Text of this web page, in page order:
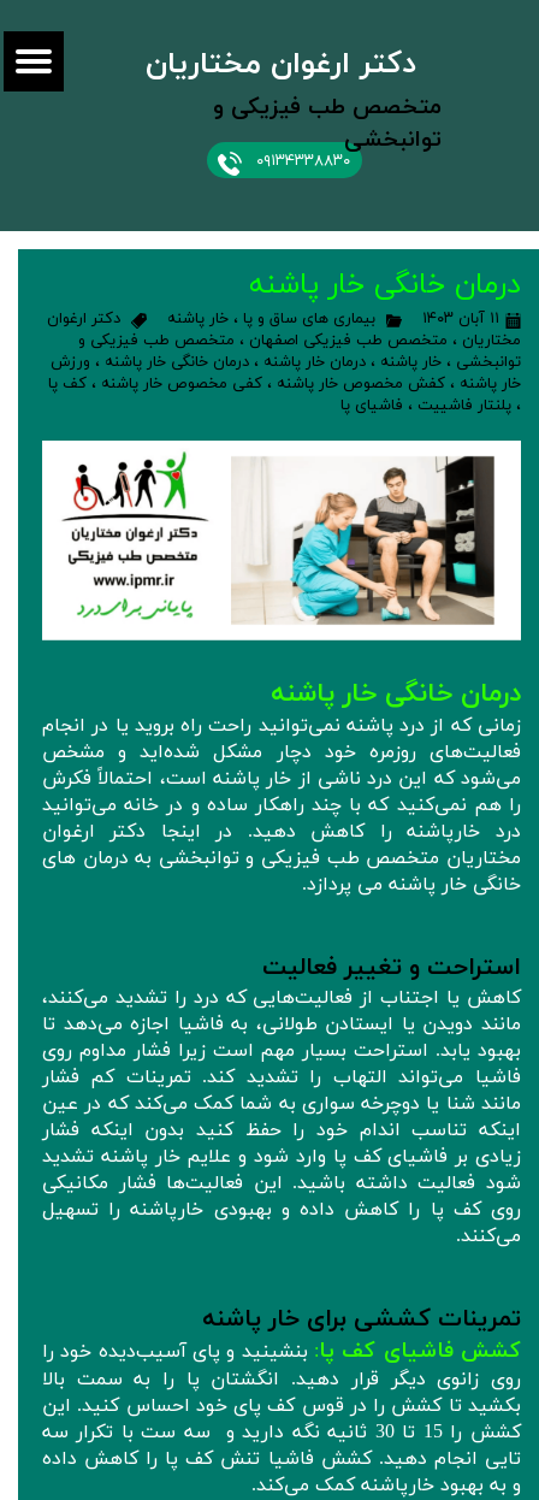
۰۹۱۳۴۳۳۸۸۳۰
دکتر ارغوان مختاریان
متخصص طب فیزیکی و
توانبخشی
درمان خانگی خار پاشنه
۱۱ آبان ۱۴۰۳ بیماری های ساق و پا ، خار پاشنه
دکتر ارغوان
مختاریان ، متخصص طب فیزیکی اصفهان ، متخصص طب فیزیکی و
توانبخشی ، خار پاشنه ، درمان خار پاشنه ، درمان خانگی خار پاشنه ، ورزش
خار پاشنه ، کفش مخصوص خار پاشنه ، کفی مخصوص خار پاشنه ، کف پا
، پلنتار فاشییت ، فاشیای پا
درمان خانگی خار پاشنه
زمانی که از درد پاشنه نمی‌توانید راحت راه بروید یا در انجام
فعالیت‌های روزمره خود دچار مشکل شده‌اید و مشخص
می‌شود که این درد ناشی از خار پاشنه است، احتمالاً فکرش
را هم نمی‌کنید که با چند راهکار ساده و در خانه می‌توانید
درد خارپاشنه را کاهش دهید. در اینجا دکتر ارغوان
مختاریان متخصص طب فیزیکی و توانبخشی به درمان های
خانگی خار پاشنه می پردازد.
استراحت و تغییر فعالیت‌
کاهش یا اجتناب از فعالیت‌هایی که درد را تشدید می‌کنند،
مانند دویدن یا ایستادن طولانی، به فاشیا اجازه می‌دهد تا
بهبود یابد. استراحت بسیار مهم است زیرا فشار مداوم روی
فاشیا می‌تواند التهاب را تشدید کند. تمرینات کم فشار
مانند شنا یا دوچرخه‌ سواری به شما کمک می‌کند که در عین
اینکه تناسب اندام خود را حفظ کنید بدون اینکه فشار
زیادی بر فاشیای کف پا وارد شود و علایم خار پاشنه تشدید
شود فعالیت داشته باشید. این فعالیت‌ها فشار مکانیکی
روی کف پا را کاهش داده و بهبودی خارپاشنه را تسهیل
می‌کنند.
تمرینات کششی برای خار پاشنه
کشش فاشیای کف پا: بنشینید و پای آسیب‌دیده خود را
روی زانوی دیگر قرار دهید. انگشتان پا را به سمت بالا
بکشید تا کشش را در قوس کف پای خود احساس کنید. این
کشش را 15 تا 30 ثانیه نگه دارید و سه ست با تکرار سه
تایی انجام دهید. کشش فاشیا تنش کف پا را کاهش داده
و به بهبود خارپاشنه کمک می‌کند.